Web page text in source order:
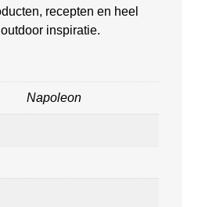
recepten en heel
inspiratie.
Napoleon